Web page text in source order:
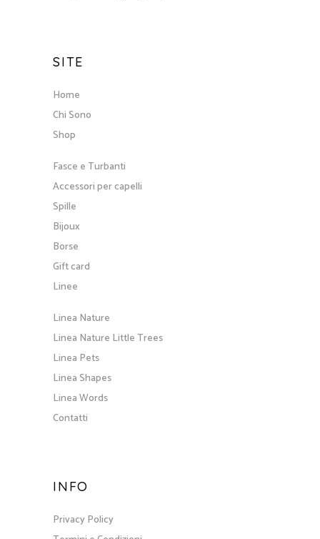
SITE
Home
Chi Sono
Shop
Fasce e Turbanti
Accessori per capelli
Spille
Bijoux
Borse
Gift card
Linee
Linea Nature
Linea Nature Little Trees
Linea Pets
Linea Shapes
Linea Words
Contatti
INFO
Privacy Policy